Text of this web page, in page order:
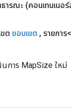
ารณะ (คอนเทนเนอ
ต ขอบเขต , รายกา
นการ MapSize ใหม่